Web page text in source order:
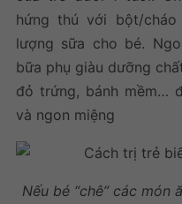
hứng thú với bột/
lượng sữa cho bé.
bữa phụ giàu dưỡng
đỏ trứng, bánh mềm…
và ngon miệng
Nếu bé “chê” các món